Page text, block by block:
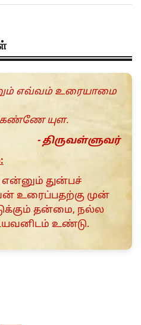
எவ்வம் உரையாமை
கண்ணே யுள.
- திருவள்ளுவர்
துன்பச்
உரைப்பதற்கு முன்
தன்மை, நல்ல
உண்டு.